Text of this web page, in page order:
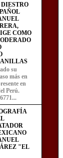
DIESTRO
COMO
su
más en
en
Perú.
"EL